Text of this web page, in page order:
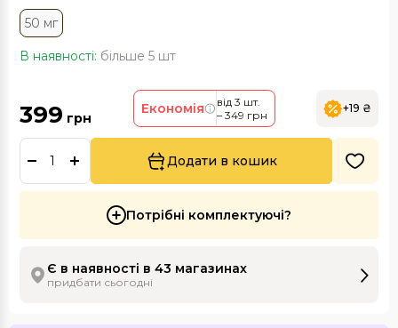
50 мг
В наявності: більше 5 шт
399 грн
Економія
від 3 шт.
– 349 грн
+19 ₴
Додати в кошик
Потрібні комплектуючі?
Є в наявності в 43 магазинах
придбати сьогодні